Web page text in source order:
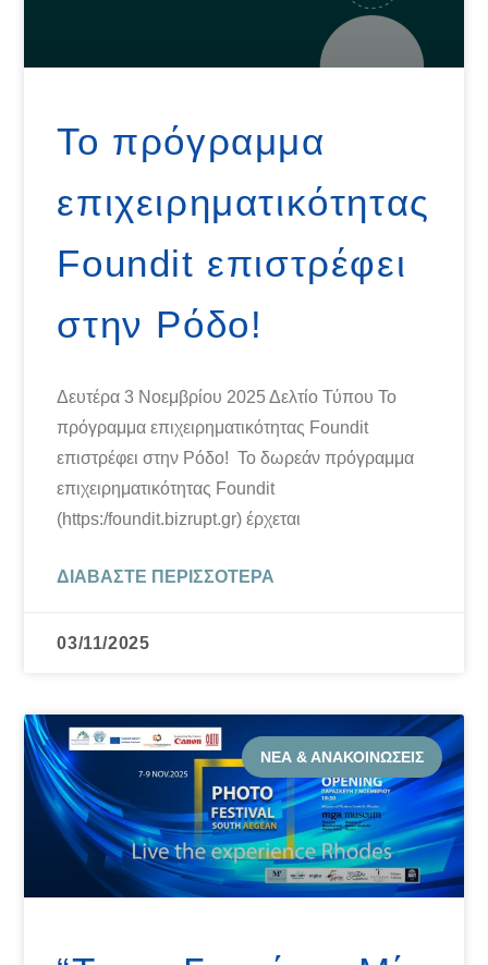
Το πρόγραμμα
επιχειρηματικότητας
Foundit επιστρέφει
στην Ρόδο!
Δευτέρα 3 Νοεμβρίου 2025 Δελτίο Τύπου Το
πρόγραμμα επιχειρηματικότητας Foundit
επιστρέφει στην Ρόδο! Το δωρεάν πρόγραμμα
επιχειρηματικότητας Foundit
(https:/foundit.bizrupt.gr) έρχεται
ΔΙΑΒΆΣΤΕ ΠΕΡΙΣΣΌΤΕΡΑ
03/11/2025
ΝΈΑ & ΑΝΑΚΟΙΝΏΣΕΙΣ